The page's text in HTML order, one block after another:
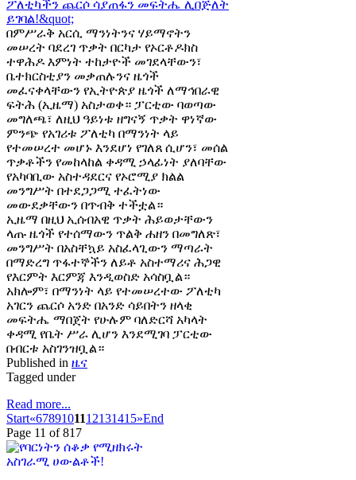
በምሥራቅ አርሲ ማንነትንና ሃይማኖትን
መሠረት ባደረገ ጥቃት በርካታ የኦርቶዶክስ
ተዋሕዶ እምነት ተከታዮች መገደላቸውን፣
ቤተክርስቲያን መቃጠሉንና ዜጎች
መፈናቀላቸውን የኢትዮጵያ ዜጎች ለማኅበራዊ
ፍትሕ (ኢዜማ) አስታወቀ። ፓርቲው ባወጣው
መግለጫ፣ ለዚህ ዓይነቱ ዘግናኝ ጥቃት ዋነኛው
ምንጭ የአገሪቱ ፖለቲካ በማንነት ላይ
የተመሠረተ መሆኑ እንደሆነ የገለጸ ሲሆን፣ መሰል
ጥቃቶችን የመከላከል ቀዳሚ ኃላፊነት ያለባቸው
የአካባቢው አስተዳደርና የኦሮሚያ ክልል
መንግሥት በተደጋጋሚ ተፈትነው
መውደቃቸውን በጥብቅ ተችቷል።
ኢዜማ በዚህ ኢሰብአዊ ጥቃት ሕይወታቸውን
ላጡ ዜጎች የተሰማውን ጥልቅ ሐዘን በመግለጽ፣
መንግሥት በአስቸኳይ አስፈላጊውን ማጣራት
በማድረግ ጥፋተኞችን ለይቶ አስተማሪና ሕጋዊ
የእርምት እርምጃ እንዲወስድ አሳስቧል።
አክሎም፣ በማንነት ላይ የተመሠረተው ፖለቲካ
አገርን ጨርሶ አንድ በአንድ ሳይበትን ዘላቂ
መፍትሔ ማበጀት የሁሉም ባለድርሻ አካላት
ቀዳሚ የቤት ሥራ ሊሆን እንደሚገባ ፓርቲው
በብርቱ አስገንዝቧል።
Published in ዜና
Tagged under
Read more...
Start«6789101112131415»End
Page 11 of 817